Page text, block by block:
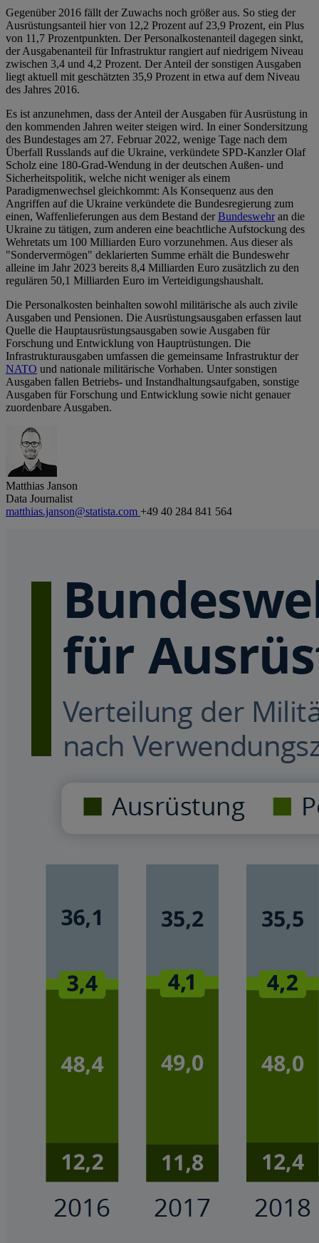
Gegenüber 2016 fällt der Zuwachs noch größer aus. So stieg der
Ausrüstungsanteil hier von 12,2 Prozent auf 23,9 Prozent, ein Plus
von 11,7 Prozentpunkten. Der Personalkostenanteil dagegen sinkt,
der Ausgabenanteil für Infrastruktur rangiert auf niedrigem Niveau
zwischen 3,4 und 4,2 Prozent. Der Anteil der sonstigen Ausgaben
liegt aktuell mit geschätzten 35,9 Prozent in etwa auf dem Niveau
des Jahres 2016.
Es ist anzunehmen, dass der Anteil der Ausgaben für Ausrüstung in
den kommenden Jahren weiter steigen wird. In einer Sondersitzung
des Bundestages am 27. Februar 2022, wenige Tage nach dem
Überfall Russlands auf die Ukraine, verkündete SPD-Kanzler Olaf
Scholz eine 180-Grad-Wendung in der deutschen Außen- und
Sicherheitspolitik, welche nicht weniger als einem
Paradigmenwechsel gleichkommt: Als Konsequenz aus den
Angriffen auf die Ukraine verkündete die Bundesregierung zum
einen, Waffenlieferungen aus dem Bestand derBundeswehran die
Ukraine zu tätigen, zum anderen eine beachtliche Aufstockung des
Wehretats um 100 Milliarden Euro vorzunehmen. Aus dieser als
"Sondervermögen" deklarierten Summe erhält die Bundeswehr
alleine im Jahr 2023 bereits 8,4 Milliarden Euro zusätzlich zu den
regulären 50,1 Milliarden Euro im Verteidigungshaushalt.
Die Personalkosten beinhalten sowohl militärische als auch zivile
Ausgaben und Pensionen. Die Ausrüstungsausgaben erfassen laut
Quelle die Hauptausrüstungsausgaben sowie Ausgaben für
Forschung und Entwicklung von Hauptrüstungen. Die
Infrastrukturausgaben umfassen die gemeinsame Infrastruktur der
NATO und nationale militärische Vorhaben. Unter sonstigen
Ausgaben fallen Betriebs- und Instandhaltungsaufgaben, sonstige
Ausgaben für Forschung und Entwicklung sowie nicht genauer
zuordenbare Ausgaben.
Matthias Janson
Data Journalist
matthias.janson@statista.com +49 40 284 841 564